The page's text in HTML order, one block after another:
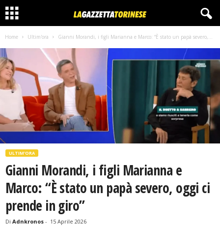
Home Ultim'ora Gianni Morandi, i figli Marianna e Marco: “È stato un papà severo,...
ULTIM'ORA
Gianni Morandi, i figli Marianna e
Marco: “È stato un papà severo, oggi ci
prende in giro”
Di Adnkronos - 15 Aprile 2026